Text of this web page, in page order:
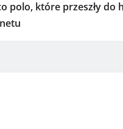
polo, które przeszły do